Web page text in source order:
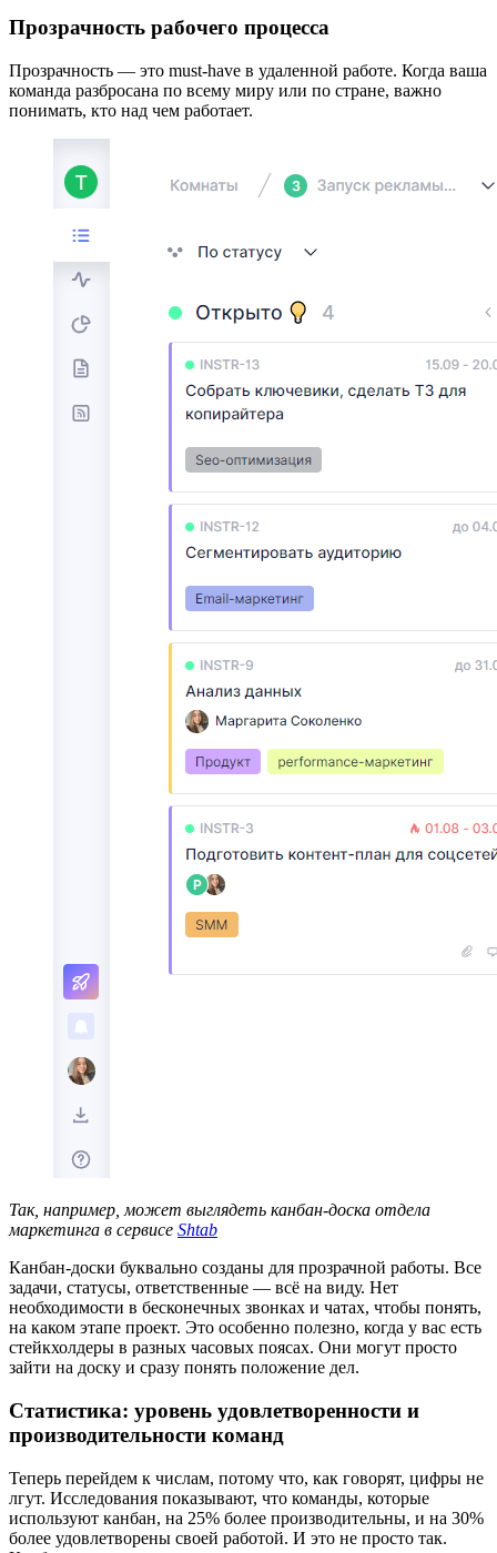
Прозрачность рабочего процесса
Прозрачность — это must-have в удаленной работе. Когда ваша
команда разбросана по всему миру или по стране, важно
понимать, кто над чем работает.
Так, например, может выглядеть канбан-доска отдела
маркетинга в сервисе Shtab
Канбан-доски буквально созданы для прозрачной работы. Все
задачи, статусы, ответственные — всё на виду. Нет
необходимости в бесконечных звонках и чатах, чтобы понять,
на каком этапе проект. Это особенно полезно, когда у вас есть
стейкхолдеры в разных часовых поясах. Они могут просто
зайти на доску и сразу понять положение дел.
Статистика: уровень удовлетворенности и
производительности команд
Теперь перейдем к числам, потому что, как говорят, цифры не
лгут. Исследования показывают, что команды, которые
используют канбан, на 25% более производительны, и на 30%
более удовлетворены своей работой. И это не просто так.